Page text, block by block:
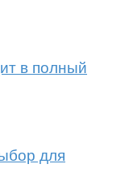
в полный
для